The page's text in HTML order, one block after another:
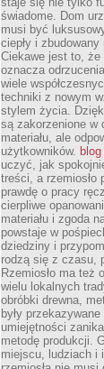
świadome. Dom
musi być
ciepły i
Ciekawe jest to, że
oznacza
wiele
techniki z nowym
stylem życia.
są zakorzenione w
materiału, ale
użytkowników.
uczyć, jak
treści, a rzemiosło
prawdę o pracy
cierpliwe
materiału i zgoda
powstaje w
dziedziny i
rodzą się z czasu,
Rzemiosło ma też
wielu lokalnych
obróbki drewna,
były
umiejętności
metodę produkcji.
miejscu, ludziach i